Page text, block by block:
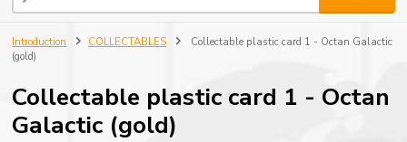
Introduction COLLECTABLES
Collectable plastic card 1 - Octan Galactic
(gold)
Collectable plastic card 1 - Octan
Galactic (gold)